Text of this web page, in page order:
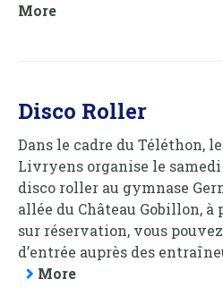
More
Disco Roller
Dans le cadre du Téléthon,
Livryens organise le samedi
disco roller au gymnase
allée du Château Gobillon, à
sur réservation, vous
d’entrée auprès des
More